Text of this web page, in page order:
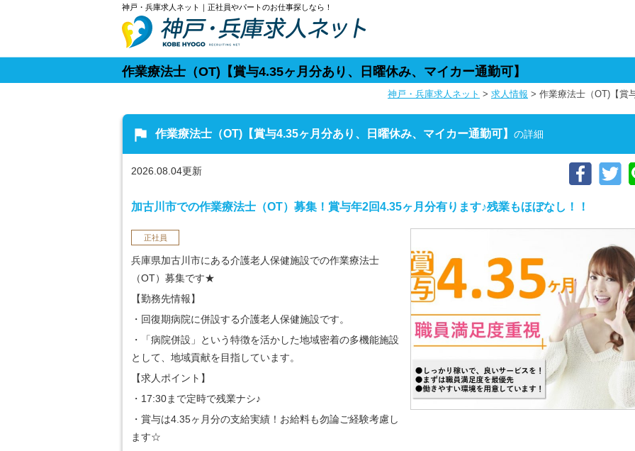
神戸・兵庫求人ネット｜正社員やパートのお仕事探しなら！
作業療法士（OT)【賞与4.35ヶ月分あり、日曜休み、マイカー通勤可】
神戸・兵庫求人ネット > 求人情報 > 作業療法士（OT)【賞
flag 作業療法士（OT)【賞与4.35ヶ月分あり、日曜休み、マイカー通勤可】 の詳細
2026.08.04更新
加古川市での作業療法士（OT）募集！賞与年2回4.35ヶ月分有ります♪残業もほぼなし！！
正社員
兵庫県加古川市にある介護老人保健施設での作業療法士
（OT）募集です★
【勤務先情報】
・回復期病院に併設する介護老人保健施設です。
・「病院併設」という特徴を活かした地域密着の多機能施設
として、地域貢献を目指しています。
【求人ポイント】
・17:30まで定時で残業ナシ♪
・賞与は4.35ヶ月分の支給実績！お給料も勿論ご経験考慮し
ます☆